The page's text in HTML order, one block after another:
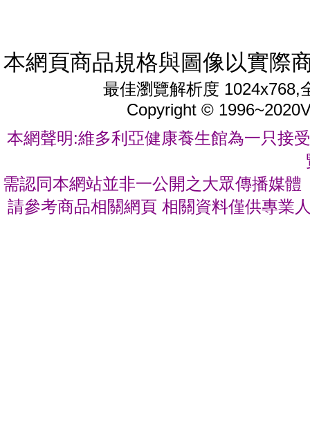
本網頁商品規格與圖像以實際
最佳瀏覽解析度 1024x768,
Copyright © 1996~2020
本網聲明:維多利亞健康養生館為一只接
需認同本網站並非一公開之大眾傳播媒
請參考商品相關網頁 相關資料僅供專業